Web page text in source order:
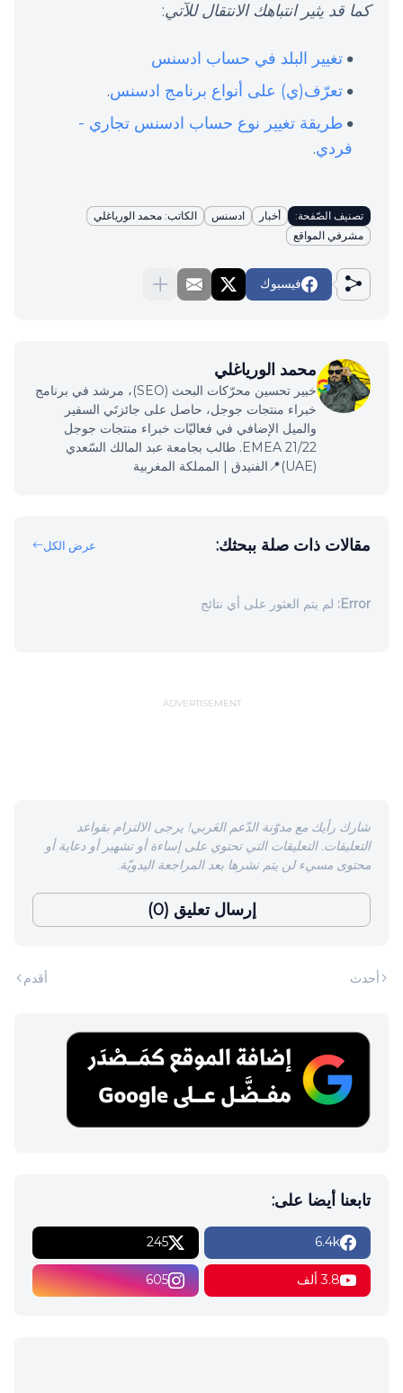
كما قد يثير انتباهك الانتقال للآتي:
تغيير البلد في حساب ادسنس
تعرّف(ي) على أنواع برنامج ادسنس.
طريقة تغيير نوع حساب ادسنس تجاري -
فردي.
تصنيف الصّفحة: أخبار ادسنس
الكاتب: محمد الورياغلي
مشرفي المواقع
فيسبوك
محمد الورياغلي
خبير تحسين محرّكات البحث (SEO)، مرشد في برنامج
خبراء منتجات جوجل، حاصل على جائزتَي السفير
والميل الإضافي في فعاليّات خبراء منتجات جوجل
EMEA 21/22. طالب بجامعة عبد المالك السّعدي
(UAE)📍الفنيدق | المملكة المغربية
مقالات ذات صلة ببحثك: عرض الكل
Error: لم يتم العثور على أي نتائج
ADVERTISEMENT
شارك رأيك مع مدوّنة الدّعم العَربي! يرجى الالتزام بقواعد
التعليقات. التعليقات التي تحتوي على إساءة أو تشهير أو دعاية أو
محتوى مسيء لن يتم نشرها بعد المراجعة اليدويّة.
إرسال تعليق (0)
أحدث أقدم
تابعنا أيضا على:
6.4k
245
3.8 ألف 605